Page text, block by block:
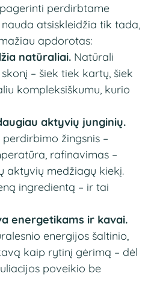
perdirbtame
atsiskleidžia tik tada,
apdorotas:
natūraliai. Natūrali
– šiek tiek kartų, šiek
kompleksiškumu, kurio
aktyvių junginių.
žingsnis –
rafinavimas –
aktyvių medžiagų kiekį.
ingredientą – ir tai
energetikams ir kavai.
energijos šaltinio,
kaip rytinį gėrimą – dėl
poveikio be